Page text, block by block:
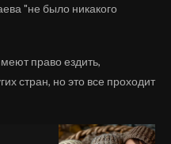
"не было никакого
право ездить,
стран, но это все проходит